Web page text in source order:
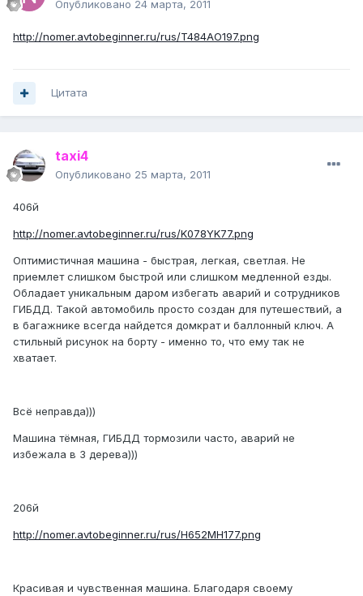
Опубликовано 24 марта, 2011
http://nomer.avtobeginner.ru/rus/T484AO197.png
Цитата
taxi4
Опубликовано 25 марта, 2011
406й
http://nomer.avtobeginner.ru/rus/K078YK77.png
Оптимистичная машина - быстрая, легкая, светлая. Не
приемлет слишком быстрой или слишком медленной езды.
Обладает уникальным даром избегать аварий и сотрудников
ГИБДД. Такой автомобиль просто создан для путешествий, а
в багажнике всегда найдется домкрат и баллонный ключ. А
стильный рисунок на борту - именно то, что ему так не
хватает.
Всё неправда)))
Машина тёмная, ГИБДД тормозили часто, аварий не
избежала в 3 дерева)))
206й
http://nomer.avtobeginner.ru/rus/H652MH177.png
Красивая и чувственная машина. Благодаря своему